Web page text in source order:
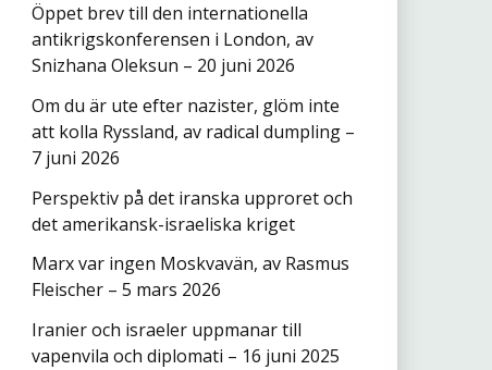
Öppet brev till den internationella
antikrigskonferensen i London, av
Snizhana Oleksun – 20 juni 2026
Om du är ute efter nazister, glöm inte
att kolla Ryssland, av radical dumpling –
7 juni 2026
Perspektiv på det iranska upproret och
det amerikansk-israeliska kriget
Marx var ingen Moskvavän, av Rasmus
Fleischer – 5 mars 2026
Iranier och israeler uppmanar till
vapenvila och diplomati – 16 juni 2025